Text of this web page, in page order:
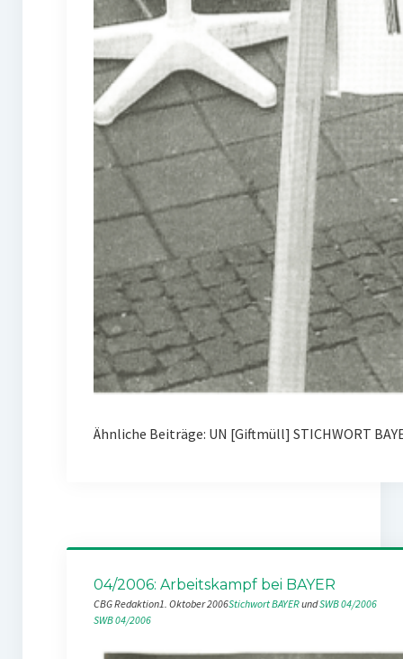
Ähnliche Beiträge: UN [Giftmüll] STICHWORT
04/2006: Arbeitskampf bei BAYER
CBG Redaktion1. Oktober 2006Stichwort BAYER und SWB 04/2006
SWB 04/2006